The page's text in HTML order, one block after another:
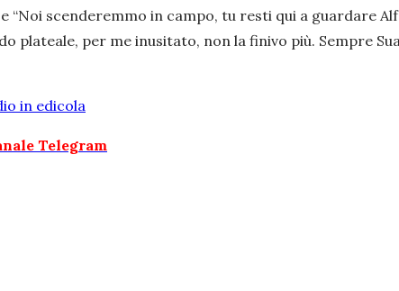
“Noi scenderemmo in campo, tu resti qui a guardare
plateale, per me inusitato, non la finivo più. Sempre
in edicola
Telegram